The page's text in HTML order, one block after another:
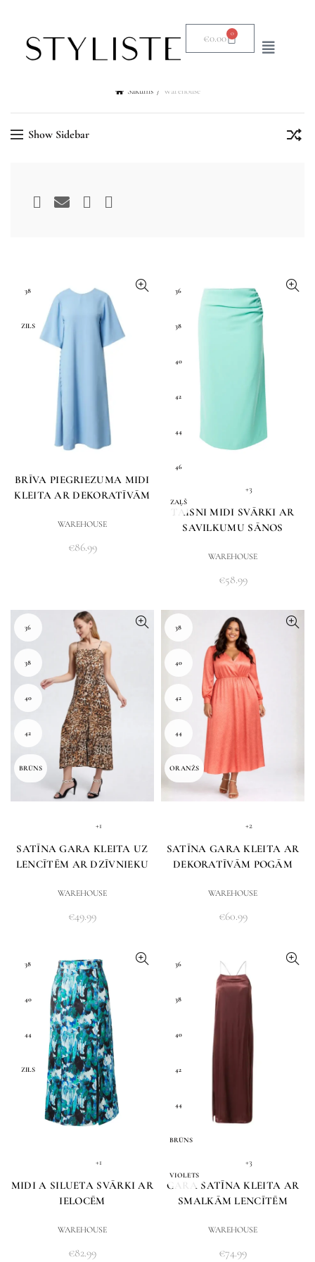
€0.00 0
Sākums Warehouse
Show Sidebar
38
ZILS
BRĪVA PIEGRIEZUMA MIDI
KLEITA AR DEKORATĪVĀM
WAREHOUSE
€86.99
36
38
40
42
44
46
ZAĻŠ
+3
TAISNI MIDI SVĀRKI AR
SAVILKUMU SĀNOS
WAREHOUSE
€58.99
36
38
40
42
BRŪNS
+1
SATĪNA GARA KLEITA UZ
LENCĪTĒM AR DZĪVNIEKU
WAREHOUSE
€49.99
38
40
42
44
ORANŽS
+2
SATĪNA GARA KLEITA AR
DEKORATĪVĀM POGĀM
WAREHOUSE
€60.99
38
40
44
ZILS
+1
MIDI A SILUETA SVĀRKI AR
IELOCĒM
WAREHOUSE
€82.99
36
38
40
42
44
BRŪNS
VIOLETS
+3
GARA SATĪNA KLEITA AR
SMALKĀM LENCĪTĒM
WAREHOUSE
€74.99